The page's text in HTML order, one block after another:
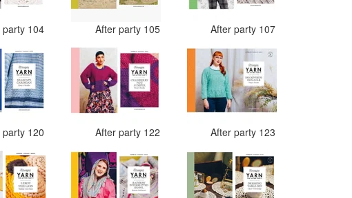
party 104 After party 105 After party 107
party 120 After party 122 After party 123